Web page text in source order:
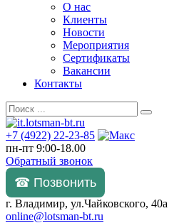
О нас
Клиенты
Новости
Мероприятия
Сертификаты
Вакансии
Контакты
+7 (4922) 22-23-85
пн-пт 9:00-18.00
Обратный звонок
☎ Позвонить
г. Владимир, ул.Чайковского, 40а
online@lotsman-bt.ru